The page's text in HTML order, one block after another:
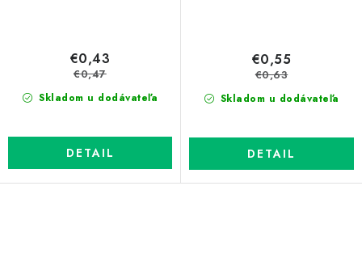
Skladom u dodávateľa
€0,43
€0,47
DETAIL
Skladom u dodávateľa
€0,55
€0,63
DETAIL